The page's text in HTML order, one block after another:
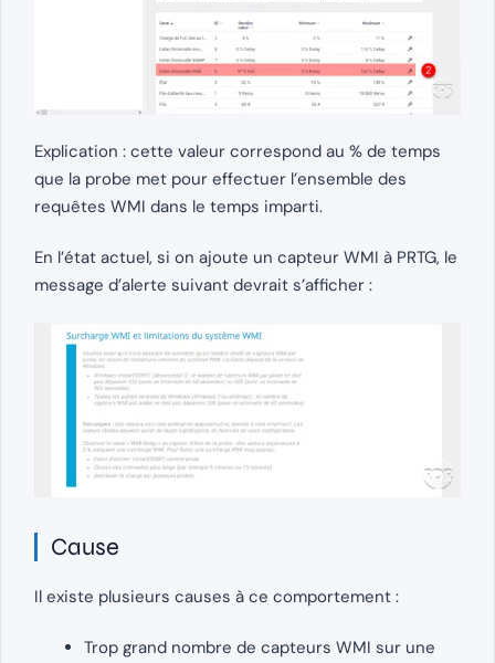
Explication : cette valeur correspond au % de temps
que la probe met pour effectuer l’ensemble des
requêtes WMI dans le temps imparti.
En l’état actuel, si on ajoute un capteur WMI à PRTG, le
message d’alerte suivant devrait s’afficher :
Cause
Il existe plusieurs causes à ce comportement :
Trop grand nombre de capteurs WMI sur une